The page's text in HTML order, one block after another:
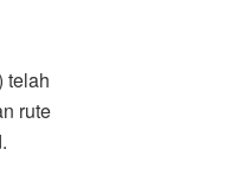
telah
rute